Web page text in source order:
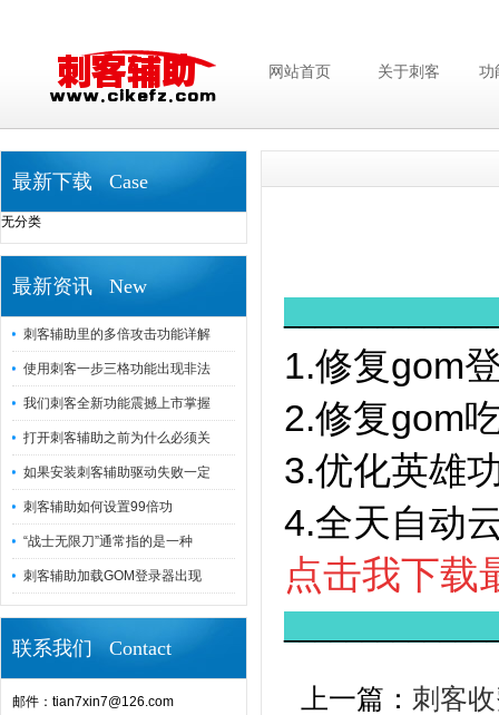
网站首页 关于刺客 功
最新下载 Case
无分类
最新资讯 New
刺客辅助里的多倍攻击功能详解
使用刺客一步三格功能出现非法
我们刺客全新功能震撼上市掌握
打开刺客辅助之前为什么必须关
如果安装刺客辅助驱动失败一定
刺客辅助如何设置99倍功
“战士无限刀”通常指的是一种
刺客辅助加载GOM登录器出现
联系我们 Contact
邮件：tian7xin7@126.com
1.修复gom
2.修复gom
3.优化英雄
4.全天自动
点击我下载
上一篇： 刺客